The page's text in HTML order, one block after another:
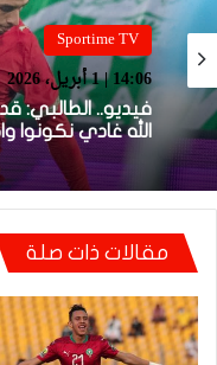
Sportime TV
14:06 | 1 أبريل، 2026
فيديو.. الطالبي:
الله غادي نكونوا
Sportime TV
14:05 | 1 أبريل، 2026
فيديو.. بونو:
مكانتش ساهلة
المنتخب
مقالات ذات صلة